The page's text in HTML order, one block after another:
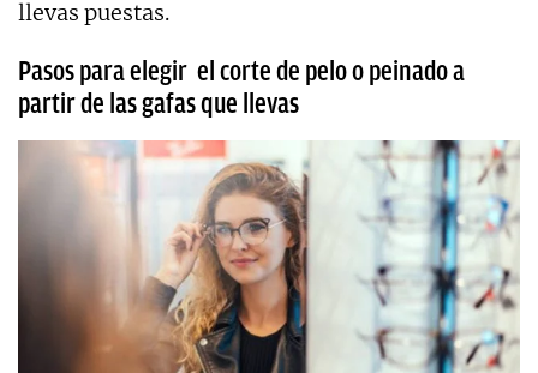
llevas puestas.
Pasos para elegir el corte de pelo o peinado a
partir de las gafas que llevas